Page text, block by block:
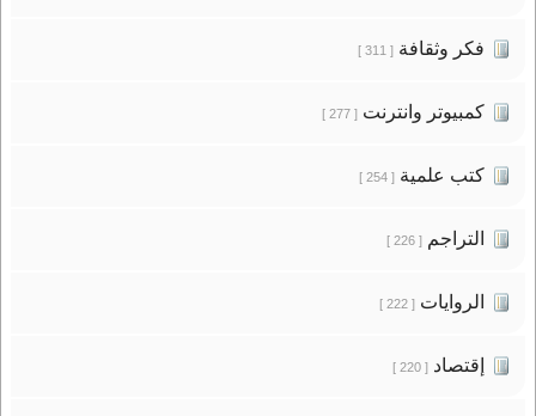
فكر وثقافة[ 311 ]
كمبيوتر وانترنت[ 277 ]
كتب علمية[ 254 ]
التراجم[ 226 ]
الروايات[ 222 ]
إقتصاد[ 220 ]